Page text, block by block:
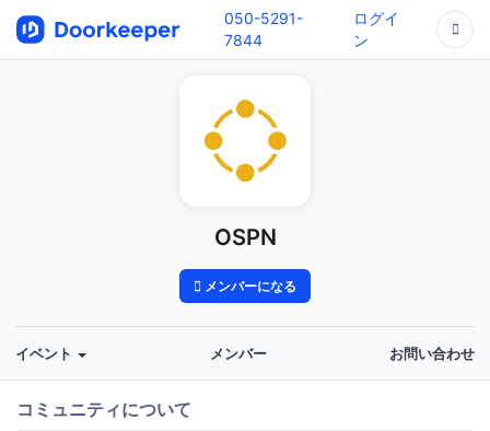
050-5291-
7844
ログイ
ン
OSPN
メンバーになる
イベント メンバー お問い合わせ
コミュニティについて